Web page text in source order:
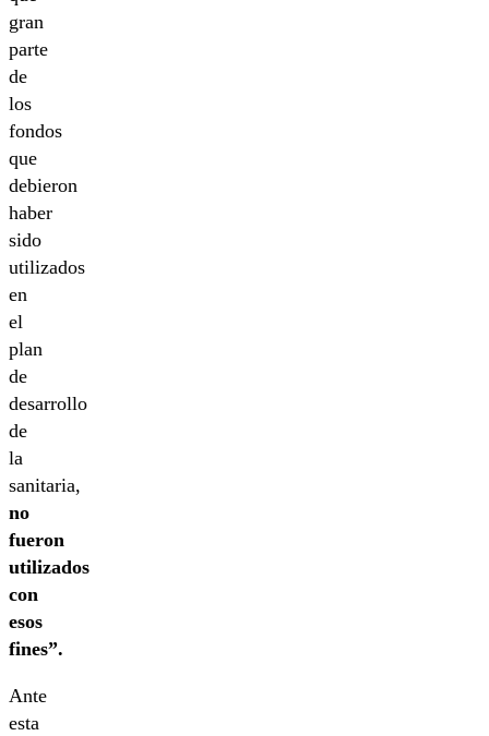
gran
parte
de
los
fondos
que
debieron
haber
sido
utilizados
en
el
plan
de
desarrollo
de
la
sanitaria,
no
fueron
utilizados
con
esos
fines”.
Ante
esta